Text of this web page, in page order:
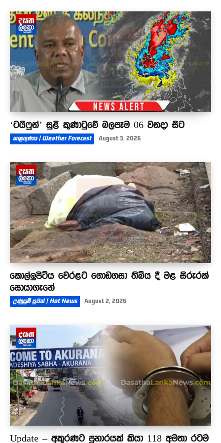
පණිවිඩයක් - ඉතා ඉක්මනින් රස පරීක්ෂණ වාර්තා
දෙනවා
04:27
‘ටයිෆූන්’ සුළි කුණාටුවේ බලපෑම 06 වනදා සිට
කාළගුණය | Weather Forecast August 3, 2026
කොල්ලුපිටිය වෙරළට ගොඩගසා තිබිය දී මළ සිරුරක්
සොයාගැනේ
උණුසුම් පුවත් | Hot News August 2, 2026
Update – අකුරණට ප්‍රහාරයක් කියා 118 අමතා රටම